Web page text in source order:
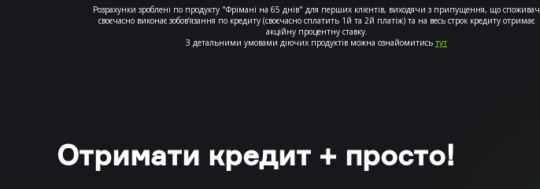
Розрахунки зроблені по продукту "Фрімані на 65 днів" для перших клієнтів, виходячи з припущення, що споживач
своєчасно виконає зобов’язання по кредиту (своєчасно сплатить 1й та 2й платіж) та на весь строк кредиту отримає
акційну процентну ставку.
З детальними умовами діючих продуктів можна ознайомитись тут
Отримати кредит + просто!